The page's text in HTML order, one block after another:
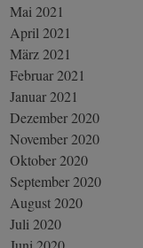
Mai 2021
April 2021
März 2021
Februar 2021
Januar 2021
Dezember 2020
November 2020
Oktober 2020
September 2020
August 2020
Juli 2020